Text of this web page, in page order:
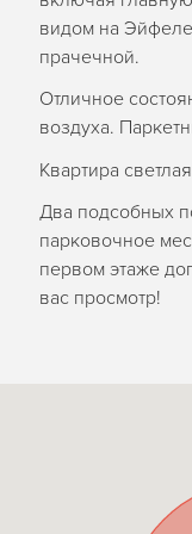
видом на
прачечной.
Отличное
воздуха.
Квартира
Два подсобных
парковочное
первом этаже
вас просмотр!